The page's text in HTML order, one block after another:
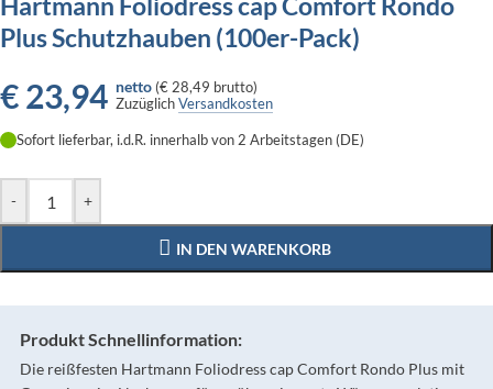
Plus Schutzhauben (100er-Pack)
€23,94 netto (€ 28,49 brutto)
ZuzüglichVersandkosten
Sofort lieferbar, i.d.R. innerhalb von 2 Arbeitstagen (DE)
- +
IN DEN WARENKORB
Produkt Schnellinformation:
Die reißfesten Hartmann Foliodress cap Comfort Rondo Plus mit